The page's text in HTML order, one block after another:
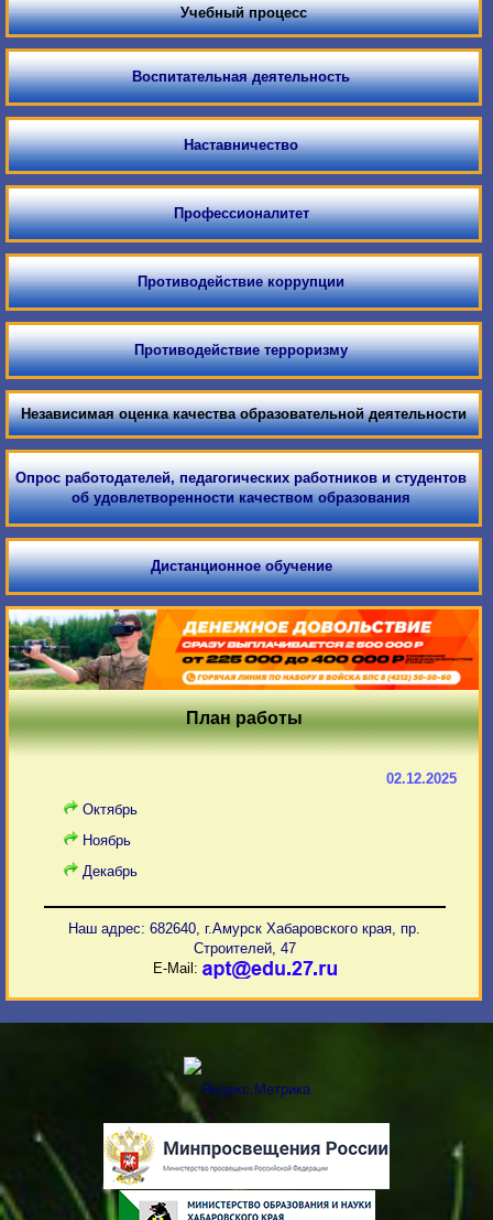
Учебный процесс
Воспитательная деятельность
Наставничество
Профессионалитет
Противодействие коррупции
Противодействие терроризму
Независимая оценка качества образовательной деятельности
Опрос работодателей, педагогических работников и студентов
об удовлетворенности качеством образования
Дистанционное обучение
План работы
02.12.2025
Октябрь
Ноябрь
Декабрь
Наш адрес: 682640, г.Амурск Хабаровского края, пр.
Строителей, 47
E-Mail: